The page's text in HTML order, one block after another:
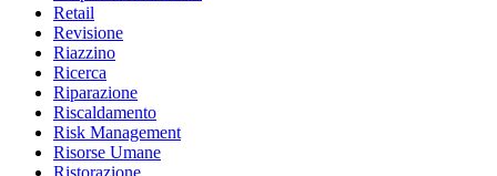
Retail
Revisione
Riazzino
Ricerca
Riparazione
Riscaldamento
Risk Management
Risorse Umane
Ristorazione